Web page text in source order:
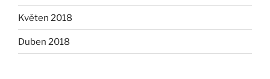
Květen 2018
Duben 2018